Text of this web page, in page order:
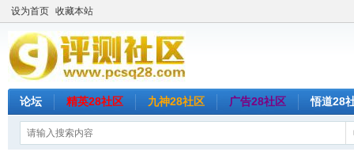
设为首页 收藏本站
论坛 精英28社区 九神28社区 广告28社区 悟道28